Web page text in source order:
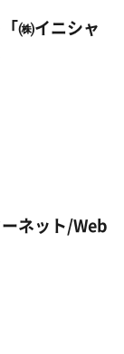
㈱イニシャ
ネット/Web